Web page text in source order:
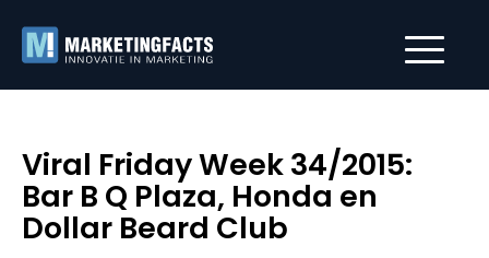
Viral Friday Week 34/2015:
Bar B Q Plaza, Honda en
Dollar Beard Club